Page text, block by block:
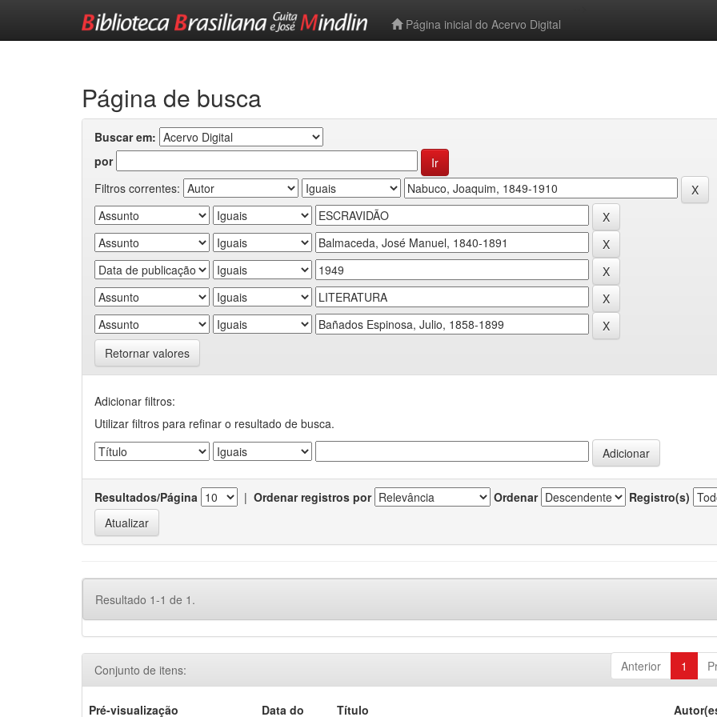
Página inicial do Acervo Digital
Página de busca
Buscar em:
por
Filtros correntes:
Retornar valores
Adicionar filtros:
Utilizar filtros para refinar o resultado de busca.
Resultados/Página | Ordenar registros por Ordenar Registro(s)
Resultado 1-1 de 1.
Anterior 1
Conjunto de itens:
Pré-visualização Data do Título